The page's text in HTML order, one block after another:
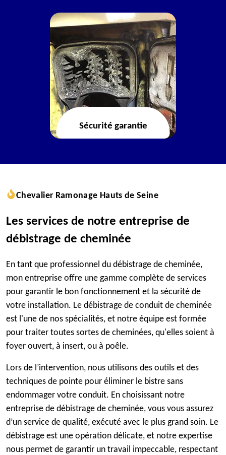
Sécurité garantie
Chevalier Ramonage Hauts de Seine
Les services de notre entreprise de
débistrage de cheminée
En tant que professionnel du débistrage de cheminée,
mon entreprise offre une gamme complète de services
pour garantir le bon fonctionnement et la sécurité de
votre installation. Le débistrage de conduit de cheminée
est l'une de nos spécialités, et notre équipe est formée
pour traiter toutes sortes de cheminées, qu'elles soient à
foyer ouvert, à insert, ou à poêle.
Lors de l’intervention, nous utilisons des outils et des
techniques de pointe pour éliminer le bistre sans
endommager votre conduit. En choisissant notre
entreprise de débistrage de cheminée, vous vous assurez
d’un service de qualité, exécuté avec le plus grand soin. Le
débistrage est une opération délicate, et notre expertise
nous permet de garantir un travail impeccable, respectant